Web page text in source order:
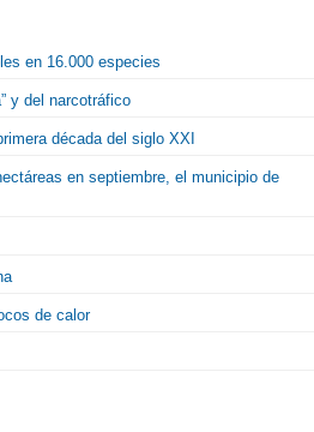
en 16.000 especies
y del narcotráfico
década del siglo XXI
en septiembre, el municipio de
de calor